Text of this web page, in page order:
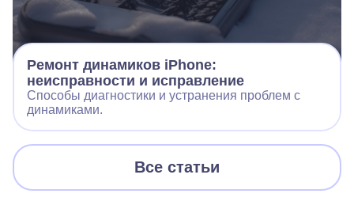
Ремонт динамиков iPhone:
неисправности и исправление
Способы диагностики и устранения проблем с
динамиками.
Все статьи